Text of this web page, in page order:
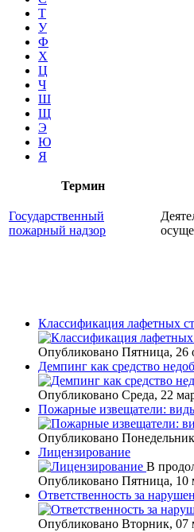
Т
У
Ф
Х
Ц
Ч
Ш
Щ
Э
Ю
Я
Термин
Государственный
пожарный надзор
Классификация лафетных
Опубликовано Пятница, 26
Демпинг как средство
Опубликовано Среда, 22
Пожарные извещатели:
Опубликовано
Лицензирование
В
Опубликовано Пятница, 10
Ответственность за
Опубликовано Вторник, 07